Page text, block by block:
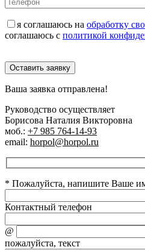
я соглашаюсь на обработку
соглашаюсь с политикой
Оставить заявку
Ваша заявка отправлена!
Руководство осуществляет
Борисова Наталия Викторовна
моб.: +7 985 764-14-93
email: horpol@horpol.ru
* Пожалуйста, напишите Ваше
Контактный телефон
@
пожалуйста, текст